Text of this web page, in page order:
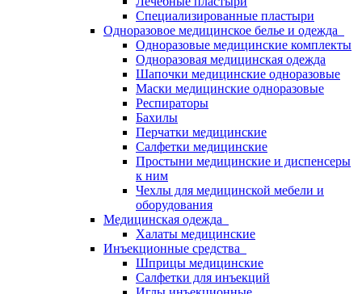
Специализированные пластыри
Одноразовое медицинское белье и одежда
Одноразовые медицинские комплекты
Одноразовая медицинская одежда
Шапочки медицинские одноразовые
Маски медицинские одноразовые
Респираторы
Бахилы
Перчатки медицинские
Салфетки медицинские
Простыни медицинские и диспенсеры
к ним
Чехлы для медицинской мебели и
оборудования
Медицинская одежда
Халаты медицинские
Инъекционные средства
Шприцы медицинские
Салфетки для инъекций